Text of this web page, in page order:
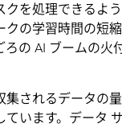
クを処理できるよ
クの学習時間の短
ろの AI ブームの火
集されるデータの
ています。データ